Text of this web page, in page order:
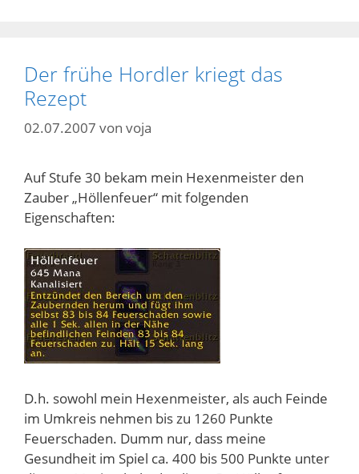
Der frühe Hordler kriegt das
Rezept
02.07.2007 von voja
Auf Stufe 30 bekam mein Hexenmeister den
Zauber „Höllenfeuer“ mit folgenden
Eigenschaften:
D.h. sowohl mein Hexenmeister, als auch Feinde
im Umkreis nehmen bis zu 1260 Punkte
Feuerschaden. Dumm nur, dass meine
Gesundheit im Spiel ca. 400 bis 500 Punkte unter